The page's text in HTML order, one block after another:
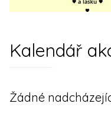
Kalendář
Žádné